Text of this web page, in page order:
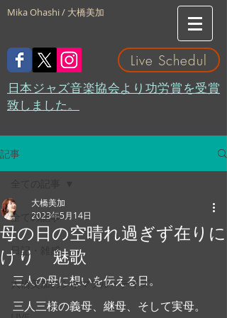
Mika Ohashi / 大橋美加
Live Schedul
​日本ジャズ音楽協会より功労賞を受賞
致しました。
記事
全ての記事
日記・雑感
大橋美加のシネマフル・デイズ
母の日の空晴れ過ぎず在りに
けり 魅歌
大橋美加
2023年5月14日
三人の母に想いを伝える日。
三人三様の義母、継母、そして実母。